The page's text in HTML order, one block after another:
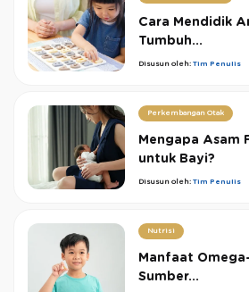
Cara Mendidik
Tumbuh...
Disusun oleh: Tim Penulis
Perkembangan Otak
Mengapa Asam
untuk Bayi?
Disusun oleh: Tim Penulis
Nutrisi
Manfaat
Sumber...